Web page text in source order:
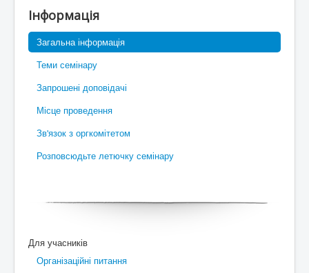
Ви тут:
Головна
«Сучасний аналіз та нелінійні
крайові задачі»
Семінар присвячений пам'яті Б. В.
Базалія (1938-2012)
Iнформація
Загальна інформація
Теми семінару
Запрошені доповідачі
Місце проведення
Зв'язок з оргкомітетом
Розповсюдьте летючку семінару
Для учасників
Організаційні питання